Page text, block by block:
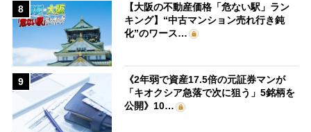
8
【大阪の不動産価格「危ない駅」ラン
キング】“中古マンション売れ行き鈍
化”のワース…
9
《2年弱で資産17.5倍の元証券マンが
「キオクシア急落で次に狙う」5銘柄を
公開》10…